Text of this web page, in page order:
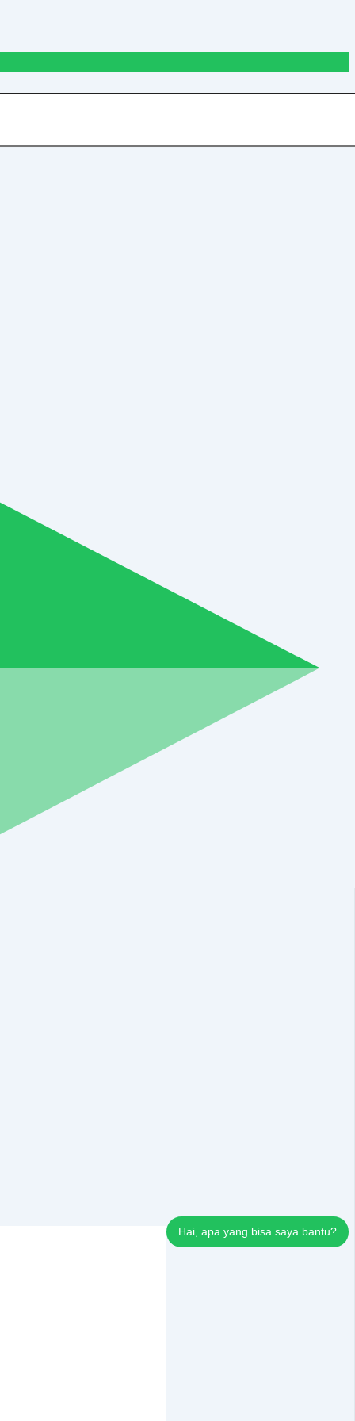
Hai, apa yang bisa saya bantu?